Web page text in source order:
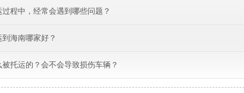
程中，经常会遇到哪些问题？
海南哪家好？
托运的？会不会导致损伤车辆？